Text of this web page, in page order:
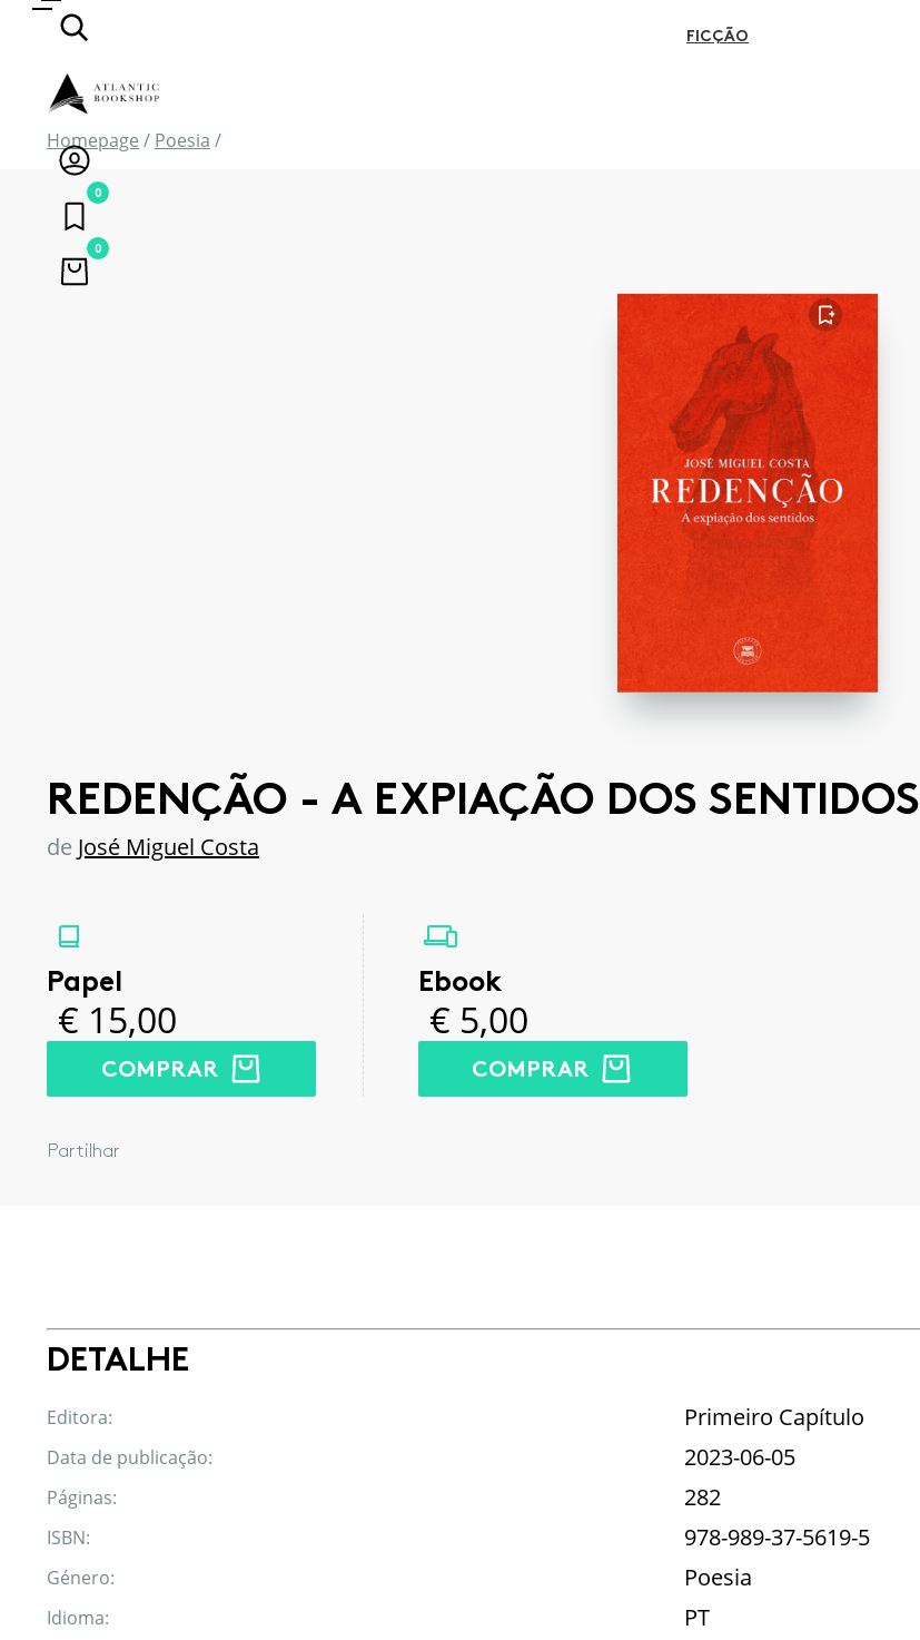
FICÇÃO
BIOGRAFIA
COZINHA
ARTES E ESPECTÁCULOS
ANTOLOGIAS
0
0
Homepage / Poesia /
FAVORITO
REDENÇÃO - A EXPIAÇÃO DOS SENTIDOS
de José Miguel Costa
Papel
€ 15,00
COMPRAR
Ebook
€ 5,00
COMPRAR
Partilhar
DETALHE
Editora: Primeiro Capítulo
Data de publicação: 2023-06-05
Páginas: 282
ISBN: 978-989-37-5619-5
Género: Poesia
Idioma: PT